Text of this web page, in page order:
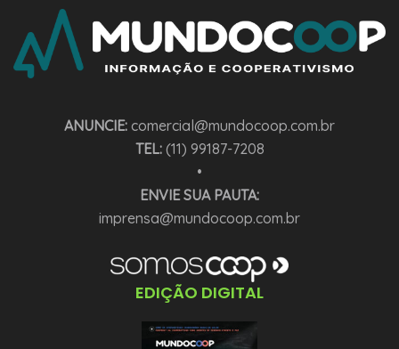
ANUNCIE: comercial@mundocoop.com.br
TEL:(11) 99187-7208
•
ENVIE SUA PAUTA:
imprensa@mundocoop.com.br
EDIÇÃO DIGITAL